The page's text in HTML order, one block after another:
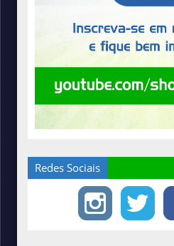
Redes Sociais